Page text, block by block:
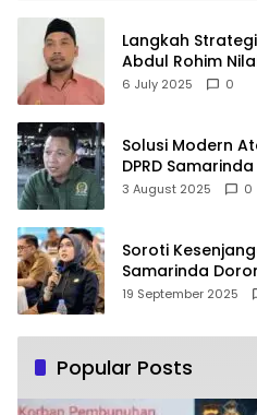
Langkah
Abdul Rohim
Pusat Logistik
6 July 2025 0
Solusi Modern
DPRD
PLTSA
3 August 2025 0
Soroti
Samarinda
Pemberdayaan
19 September 2025
Popular Posts